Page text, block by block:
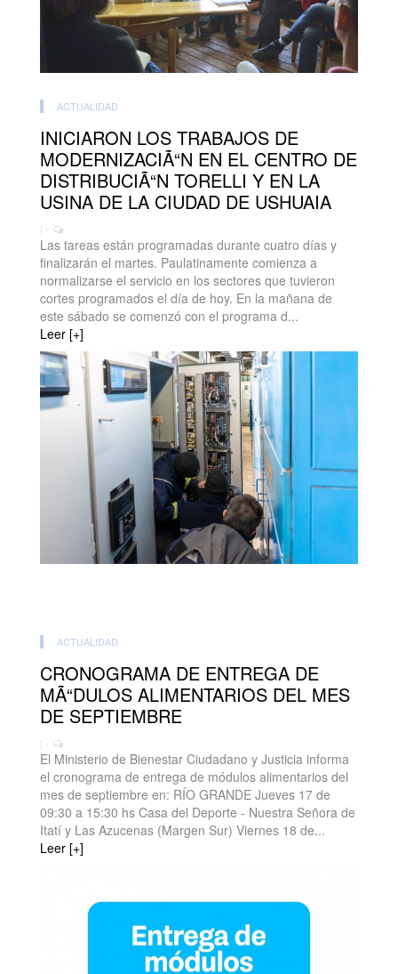
ACTUALIDAD
INICIARON LOS TRABAJOS DE
MODERNIZACIÃ“N EN EL CENTRO DE
DISTRIBUCIÃ“N TORELLI Y EN LA
USINA DE LA CIUDAD DE USHUAIA
| -
Las tareas están programadas durante cuatro días y
finalizarán el martes. Paulatinamente comienza a
normalizarse el servicio en los sectores que tuvieron
cortes programados el día de hoy. En la mañana de
este sábado se comenzó con el programa d...
Leer [+]
ACTUALIDAD
CRONOGRAMA DE ENTREGA DE
MÃ“DULOS ALIMENTARIOS DEL MES
DE SEPTIEMBRE
| -
El Ministerio de Bienestar Ciudadano y Justicia informa
el cronograma de entrega de módulos alimentarios del
mes de septiembre en: RÍO GRANDE Jueves 17 de
09:30 a 15:30 hs Casa del Deporte - Nuestra Señora de
Itatí y Las Azucenas (Margen Sur) Viernes 18 de...
Leer [+]